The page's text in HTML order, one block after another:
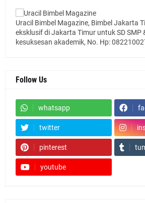
Uracil Bimbel Magazine, Bimbel Jakarta
eksklusif di Jakarta Timur untuk SD SMP
kesuksesan akademik, No. Hp:
Follow Us
whatsapp
twitter
pinterest
youtube